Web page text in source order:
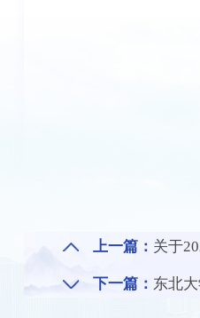
上一篇： 关于
下一篇： 东北